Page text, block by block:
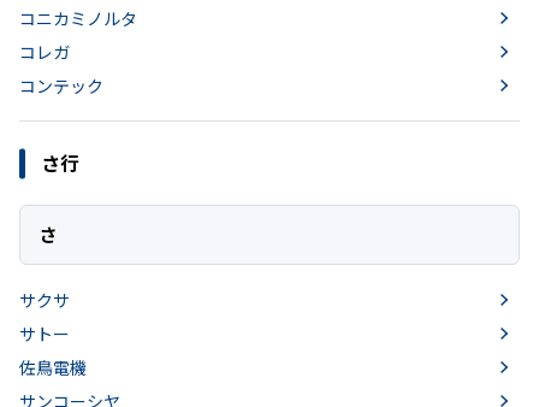
コニカミノルタ
コレガ
コンテック
さ行
さ
サクサ
サトー
佐鳥電機
サンコーシヤ